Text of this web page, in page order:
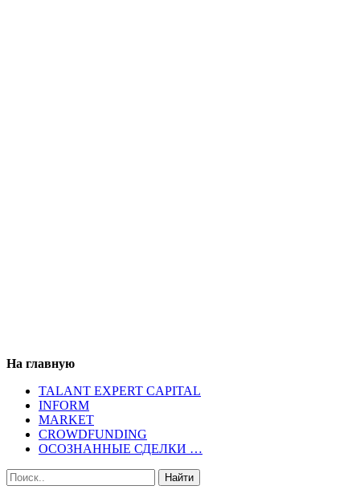
На главную
TALANT EXPERT CAPITAL
INFORM
MARKET
CROWDFUNDING
ОСОЗНАННЫЕ СДЕЛКИ …